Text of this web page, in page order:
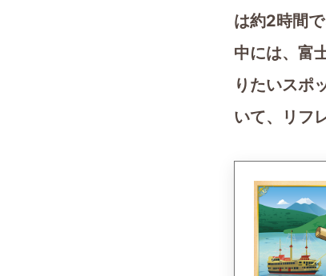
は約2時間
中には、富
りたいスポ
いて、リフ